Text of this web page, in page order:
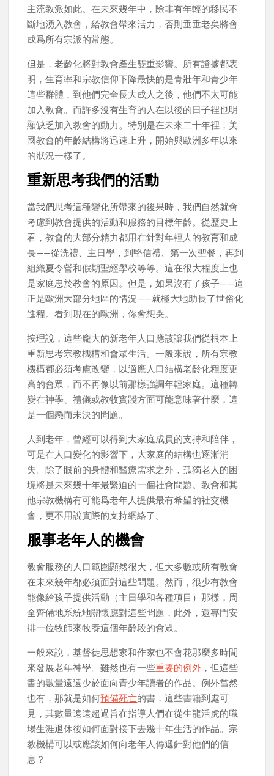
主流教派如此。在未來幾年中，除非有年輕的移民不
斷地湧入教會，給教會帶來活力，否則垂垂老矣將會
成爲所有宗派的常態。
但是，老齡化將對教會產生雙重影響。所有證據都表
明，生育率和宗教信仰下降最快的是青壯年和青少年
這些群體，到他們完全長大成人之後，他們不太可能
加入教會。而許多沒有生育的人在以後的日子裡也明
顯缺乏加入教會的動力。特別是在未來二十年裡，美
國教會的年齡結構將迅速上升，開始與歐洲多年以來
的狀況一樣了。
重新思考我們的活動
當我們思考這種變化所帶來的後果時，我們自然就會
考慮到教會提供的活動和服務的目標年齡。從歷史上
看，教會的大部分精力都用在針對年輕人的教育和成
長——從洗禮、主日學，到堅信禮、第一次聖餐，再到
組織夏令營和假期聖經學校等等。這在很大程度上也
是家庭忠於教會的原因。但是，如果沒有了孩子——這
正是歐洲大部分地區的情況——就極大地助長了世俗化
進程。看到現在的歐洲，你會想哭。
按理說，這些龐大的新老年人口應該讓我們從根本上
重新思考宗教機構和會眾生活。一般來說，所有宗教
機構都必須考慮改變，以適應人口結構老齡化程度更
高的會眾，而不再像以前那樣強調年輕家庭。這種轉
變在神學、禮儀或教牧實踐方面可能意味著什麼，這
是一個懸而未決的問題。
人到老年，曾經可以得到大家庭成員的支持和陪伴，
可是在人口變化的影響下，大家庭的結構也逐漸消
失。除了眼前的身體和醫療需求之外，孤獨老人的困
境將是未來幾十年最緊迫的一個社會問題。教會和其
他宗教機構有可能爲老年人提供最有希望的社交機
會，更不用說實際的支持網絡了。
服事老年人的機會
教會服務的人口範圍顯然很大，但大多數或所有教會
在未來幾年都必須面對這些問題。然而，很少有教會
能像給孩子提供活動（主日學和各種項目）那樣，周
全齊備地系統地關懷應對這些問題，此外，還專門安
排一位牧師來牧養這個年齡段的會眾。
一般來說，基督徒思想家和作家也不會花那麼多時間
來發展老年神學。雖然也有一些重要的例外 ，但這些
書的數量遠遠少於面向青少年讀者的作品。例外當然
也有，那就是如何預備死亡的書，這些書籍到處可
見，其數量遠遠超過旨在指導人們在從生龍活虎的職
場生涯退休後如何面對接下去幾十年生活的作品。宗
教機構可以或應該如何向老年人傳遞針對他們的信
息？